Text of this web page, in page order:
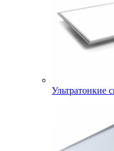
Ультратонкие